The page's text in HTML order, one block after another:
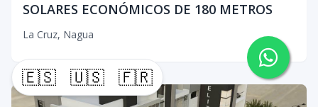
🇪🇸 🇺🇸 🇫🇷
SOLARES ECONÓMICOS DE 180 METROS
La Cruz, Nagua